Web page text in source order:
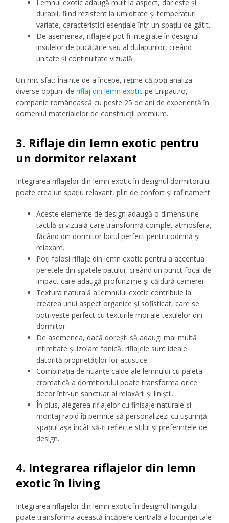
Lemnul exotic adaugă mult la aspect, dar este și
durabil, fiind rezistent la umiditate și temperaturi
variate, caracteristici esențiale într-un spațiu de gătit.
De asemenea, riflajele pot fi integrate în designul
insulelor de bucătărie sau al dulapurilor, creând
unitate și continuitate vizuală.
Un mic sfat: Înainte de a începe, reține că poți analiza
diverse opțiuni deriflaj din lemn exotic pe Enipau.ro,
companie românească cu peste 25 de ani de experiență în
domeniul materialelor de construcții premium.
3. Riflaje din lemn exotic pentru
un dormitor relaxant
Integrarea riflajelor din lemn exotic în designul dormitorului
poate crea un spațiu relaxant, plin de confort și rafinament:
Aceste elemente de design adaugă o dimensiune
tactilă și vizuală care transformă complet atmosfera,
făcând din dormitor locul perfect pentru odihnă și
relaxare.
Poți folosi riflaje din lemn exotic pentru a accentua
peretele din spatele patului, creând un punct focal de
impact care adaugă profunzime și căldură camerei.
Textura naturală a lemnului exotic contribuie la
crearea unui aspect organice și sofisticat, care se
potrivește perfect cu texturile moi ale textilelor din
dormitor.
De asemenea, dacă dorești să adaugi mai multă
intimitate și izolare fonică, riflajele sunt ideale
datorită proprietăților lor acustice.
Combinația de nuanțe calde ale lemnului cu paleta
cromatică a dormitorului poate transforma orice
decor într-un sanctuar al relaxării și liniștii.
În plus, alegerea riflajelor cu finisaje naturale și
montaj rapid îți permite să personalizezi cu ușurință
spațiul așa încât să-ți reflecte stilul și preferințele de
design.
4. Integrarea riflajelor din lemn
exotic în living
Integrarea riflajelor din lemn exotic în designul livingului
poate transforma această încăpere centrală a locuinței tale